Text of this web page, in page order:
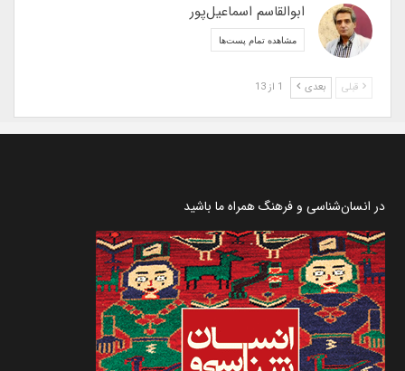
ابوالقاسم اسماعیل‌پور
مشاهده تمام پست‌ها
قبلی بعدی
در انسان‌شناسی و فرهنگ همراه ما باشید